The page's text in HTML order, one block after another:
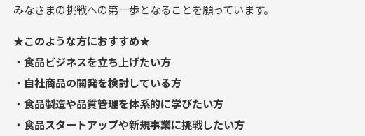
みなさまの挑戦への第一歩となることを願っています。
★このような方におすすめ★
・食品ビジネスを立ち上げたい方
・自社商品の開発を検討している方
・食品製造や品質管理を体系的に学びたい方
・食品スタートアップや新規事業に挑戦したい方